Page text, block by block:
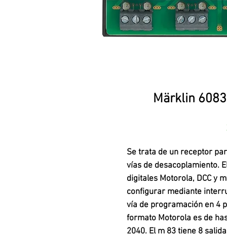
Märklin
Se trata de un receptor
vías de desacoplamiento.
digitales Motorola, DCC y
configurar mediante
vía de programación en 4
formato Motorola es de
2040. El m 83 tiene 8